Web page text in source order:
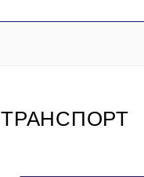
ТРАНСПОРТ